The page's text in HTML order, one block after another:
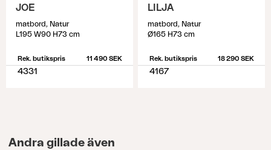
JOE
matbord, Natur
L195 W90 H73 cm
Rek. butikspris 11 490 SEK
4331
LILJA
matbord, Natur
Ø165 H73 cm
Rek. butikspris 18 290 SEK
4167
Andra gillade även